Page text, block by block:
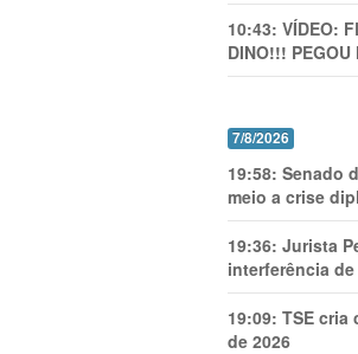
10:43: VÍDEO:
DINO!!!
7/8/2026
19:58: Senado
meio a crise
19:36: Jurista
interferência
19:09: TSE cria
de 2026